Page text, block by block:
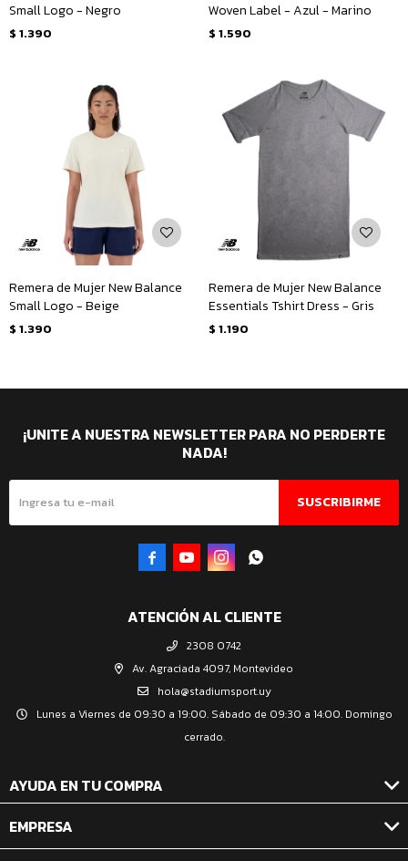
Small Logo - Negro
$ 1.390
Woven Label - Azul - Marino
$ 1.590
Remera de Mujer New Balance
Small Logo - Beige
$ 1.390
Remera de Mujer New Balance
Essentials Tshirt Dress - Gris
$ 1.190
ATENCIÓN AL CLIENTE
2308 0742
Av. Agraciada 4097, Montevideo
hola@stadiumsport.uy
Lunes a Viernes de 09:30 a 19:00. Sábado de 09:30 a 14:00. Domingo
cerrado.
AYUDA EN TU COMPRA
EMPRESA
¡UNITE A NUESTRA NEWSLETTER PARA NO PERDERTE
NADA!
SUSCRIBIRME
   